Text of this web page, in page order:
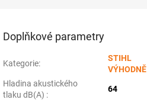
Doplňkové parametry
Kategorie:
STIHL
VÝHODNĚ
Hladina akustického
tlaku dB(A) :
64